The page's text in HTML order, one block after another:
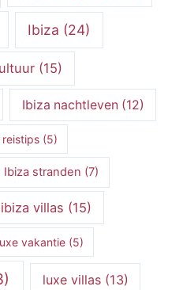
Ibiza (24)
(15)
Ibiza nachtleven (12)
(5)
Ibiza stranden (7)
ibiza villas (15)
vakantie(5)
luxe villas(13)